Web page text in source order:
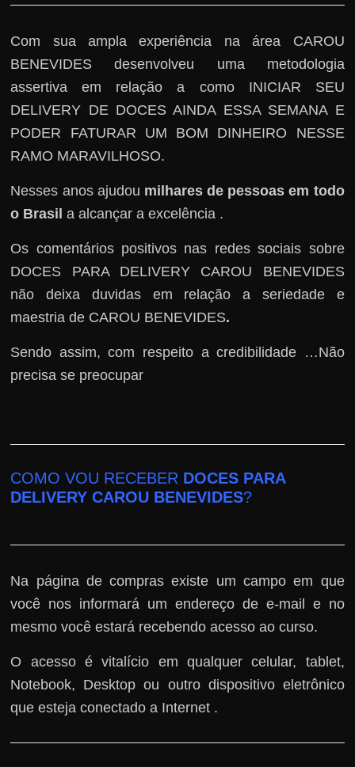
Com sua ampla experiência na área CAROU
BENEVIDES desenvolveu uma metodologia
assertiva em relação a como INICIAR SEU
DELIVERY DE DOCES AINDA ESSA SEMANA E
PODER FATURAR UM BOM DINHEIRO NESSE
RAMO MARAVILHOSO.
Nesses anos ajudou milhares de pessoas em todo
o Brasil a alcançar a excelência .
Os comentários positivos nas redes sociais sobre
DOCES PARA DELIVERY CAROU BENEVIDES
não deixa duvidas em relação a seriedade e
maestria de CAROU BENEVIDES.
Sendo assim, com respeito a credibilidade …Não
precisa se preocupar
COMO VOU RECEBER DOCES PARA
DELIVERY CAROU BENEVIDES?
Na página de compras existe um campo em que
você nos informará um endereço de e-mail e no
mesmo você estará recebendo acesso ao curso.
O acesso é vitalício em qualquer celular, tablet,
Notebook, Desktop ou outro dispositivo eletrônico
que esteja conectado a Internet .